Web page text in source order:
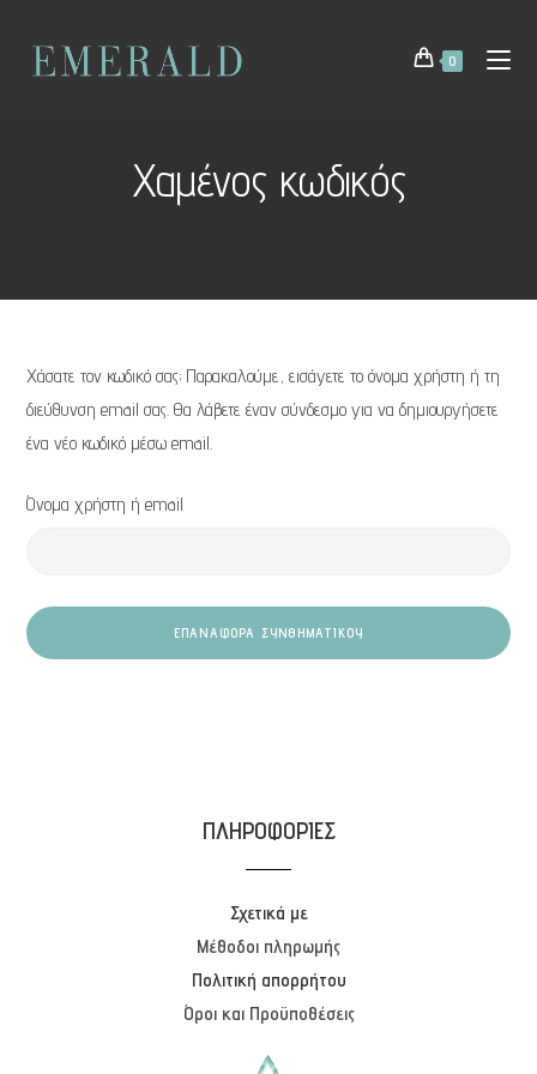
0
Χαμένος κωδικός
Χάσατε τον κωδικό σας; Παρακαλούμε, εισάγετε το όνομα χρήστη ή τη
διεύθυνση email σας. Θα λάβετε έναν σύνδεσμο για να δημιουργήσετε
ένα νέο κωδικό μέσω email.
Όνομα χρήστη ή email
ΕΠΑΝΑΦΟΡΆ ΣΥΝΘΗΜΑΤΙΚΟΎ
ΠΛΗΡΟΦΟΡΙΕΣ
Σχετικά με
Μέθοδοι πληρωμής
Πολιτική απορρήτου
Όροι και Προϋποθέσεις